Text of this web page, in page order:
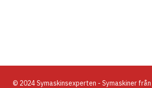
© 2024 Symaskinsexperten - Symaskiner från